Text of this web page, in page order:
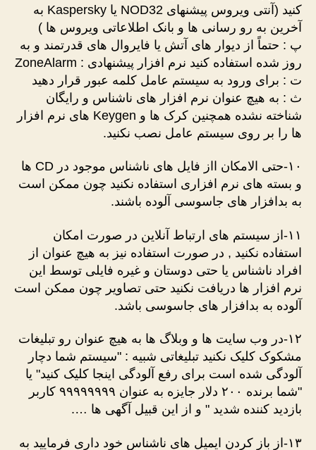
کنید (آنتی ویروس پیشنهای NOD32 یا Kaspersky به
آخرین به رو رسانی ها و بانک اطلاعاتی ویروس ها )
پ : حتماً از دیوار های آتش یا فایروال های قدرتمند و به
روز شده استفاده کنید نرم افزار پیشنهادی : ZoneAlarm
ت : برای ورود به سیستم عامل کلمه عبور قرار دهید
ث : به هیچ عنوان نرم افزار های ناشناس و رایگان
شناخته نشده همچنین کرک ها و Keygen های نرم افزار
ها را بر روی سیستم عامل نصب نکنید.
۱۰-حتی الامکان ااز فایل های ناشناس موجود در CD ها
و بسته های نرم افزاری استفاده نکنید چون ممکن است
به بدافزار های جاسوسی آلوده باشند.
۱۱-از سیستم های ارتباط آنلاین در صورت امکان
استفاده نکنید , در صورت استفاده نیز به هیچ عنوان از
افراد ناشناس یا حتی دوستان و غیره فایلی توسط این
نرم افزار ها دریافت نکنید حتی تصاویر چون ممکن است
آلوده به بدافزار های جاسوسی باشد.
۱۲-در وب سایت ها و وبلاگ ها به هیچ عنوان رو تبلیغات
مشکوک کلیک نکنید تبلیغاتی شبیه : "سیستم شما دچار
آلودگی شده است برای رفع آلودگی اینجا کلیک کنید" یا
"شما برنده ۲۰۰ دلار جایزه به عنوان ۹۹۹۹۹۹۹۹ کاربر
بازدید کننده شدید " و از این قبیل آگهی ها ….
۱۳-از باز کردن ایمیل های ناشناس خود داری فرمایید به